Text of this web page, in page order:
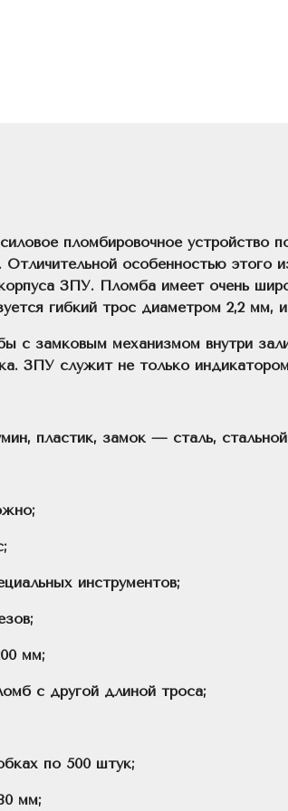
пломбировочное устройство
особенностью этого
ЗПУ. Пломба имеет очень
гибкий трос диаметром 2,2
с замковым механизмом внутри
ЗПУ служит не только
пластик, замок — сталь,
инструментов;
мм;
с другой длиной троса;
по 500 штук;
мм;